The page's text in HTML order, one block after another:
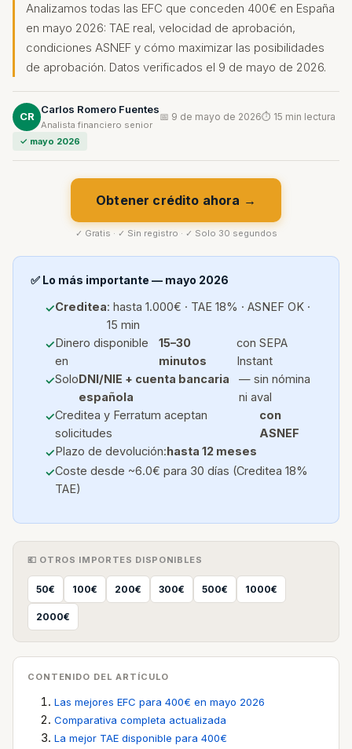
Analizamos todas las EFC que conceden 400€ en España
en mayo 2026: TAE real, velocidad de aprobación,
condiciones ASNEF y cómo maximizar las posibilidades
de aprobación. Datos verificados el 9 de mayo de 2026.
CR
Carlos Romero Fuentes
Analista financiero senior
📅 9 de mayo de 2026⏱ 15 min lectura
✓ mayo 2026
Obtener crédito ahora →
✓ Gratis · ✓ Sin registro · ✓ Solo 30 segundos
✅ Lo más importante — mayo 2026
Creditea: hasta 1.000€ · TAE 18% · ASNEF OK ·
15 min
Dinero disponible
en
15–30
minutos
con SEPA
Instant
SoloDNI/NIE + cuenta bancaria
española
— sin nómina
ni aval
Creditea y Ferratum aceptan
solicitudes
con
ASNEF
Plazo de devolución:hasta 12 meses
Coste desde ~6.0€ para 30 días (Creditea 18%
TAE)
💶 OTROS IMPORTES DISPONIBLES
50€ 100€ 200€ 300€ 500€ 1000€
2000€
CONTENIDO DEL ARTÍCULO
Las mejores EFC para 400€ en mayo 2026
Comparativa completa actualizada
La mejor TAE disponible para 400€